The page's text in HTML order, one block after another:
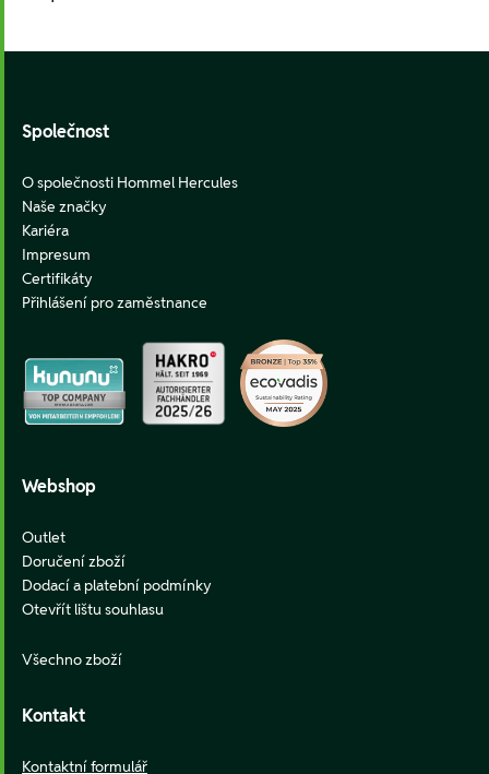
Společnost
O společnosti Hommel Hercules
Naše značky
Kariéra
Impresum
Certifikáty
Přihlášení pro zaměstnance
Webshop
Outlet
Doručení zboží
Dodací a platební podmínky
Otevřít lištu souhlasu
Všechno zboží
Kontakt
Kontaktní formulář